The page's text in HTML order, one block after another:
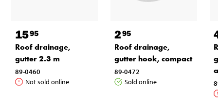
1595
Roof drainage,
gutter 2.3 m
89-0460
Not sold online
295
Roof drainage,
gutter hook, compact
89-0472
Sold online